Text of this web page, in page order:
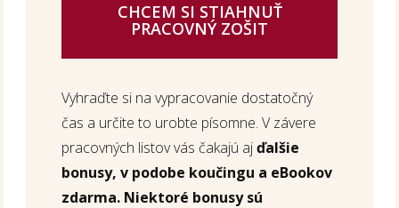
CHCEM SI STIAHNUŤ
PRACOVNÝ ZOŠIT
Vyhraďte si na vypracovanie dostatočný
čas a určite to urobte písomne. V závere
pracovných listov vás čakajú ajďalšie
bonusy, v podobe koučingu a eBookov
zdarma. Niektoré bonusy sú